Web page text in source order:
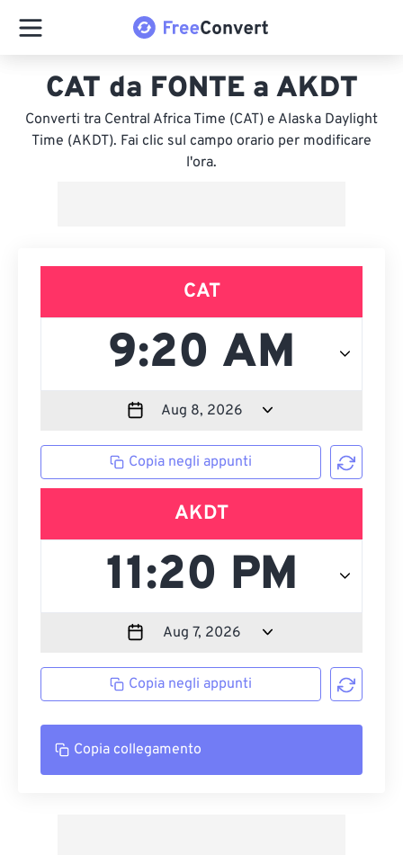
CAT da FONTE a AKDT
Converti tra Central Africa Time (CAT) e Alaska Daylight
Time (AKDT). Fai clic sul campo orario per modificare
l'ora.
CAT
Copia negli appunti
AKDT
Copia negli appunti
Copia collegamento